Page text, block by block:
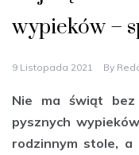
wypieków –
9 Listopada 2021 By
Nie ma świąt bez
pysznych
rodzinnym stole, a